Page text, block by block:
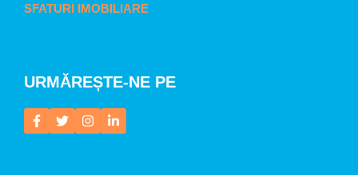
SFATURI IMOBILIARE
URMĂREȘTE-NE PE